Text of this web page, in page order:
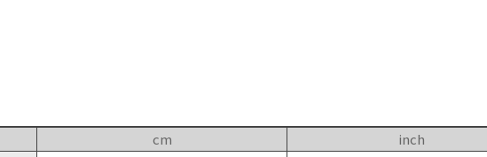
cm
inch